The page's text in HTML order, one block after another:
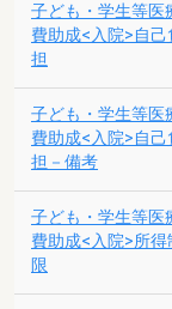
子ども・学生等医
費助成<入院>自己
担
子ども・学生等医
費助成<入院>自己
担－備考
子ども・学生等医
費助成<入院>所得
限